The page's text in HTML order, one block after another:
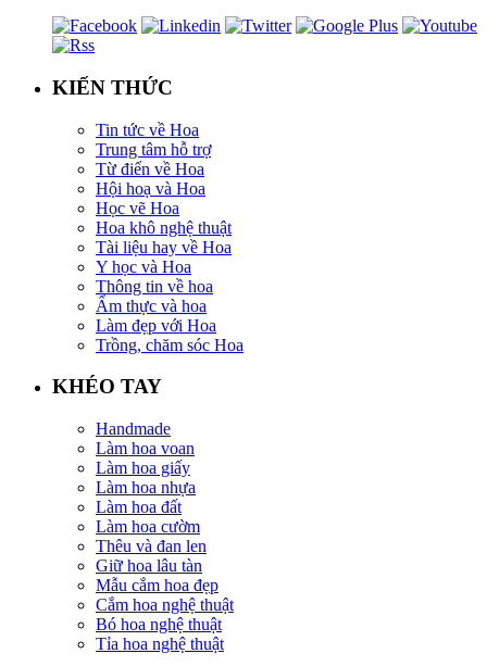
KIẾN THỨC
Tin tức về Hoa
Trung tâm hỗ trợ
Từ điển về Hoa
Hội hoạ và Hoa
Học vẽ Hoa
Hoa khô nghệ thuật
Tài liệu hay về Hoa
Y học và Hoa
Thông tin về hoa
Ẩm thực và hoa
Làm đẹp với Hoa
Trồng, chăm sóc Hoa
KHÉO TAY
Handmade
Làm hoa voan
Làm hoa giấy
Làm hoa nhựa
Làm hoa đất
Làm hoa cườm
Thêu và đan len
Giữ hoa lâu tàn
Mẫu cắm hoa đẹp
Cắm hoa nghệ thuật
Bó hoa nghệ thuật
Tỉa hoa nghệ thuật